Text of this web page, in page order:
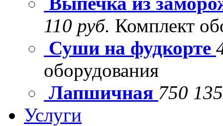
110 руб. Комплект
Суши на фудкорте
оборудования
Лапшичная 750
Услуги